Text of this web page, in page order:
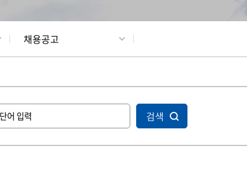
채용공고
검색